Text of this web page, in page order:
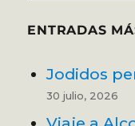
ENTRADAS
Jodidos
30 julio, 2026